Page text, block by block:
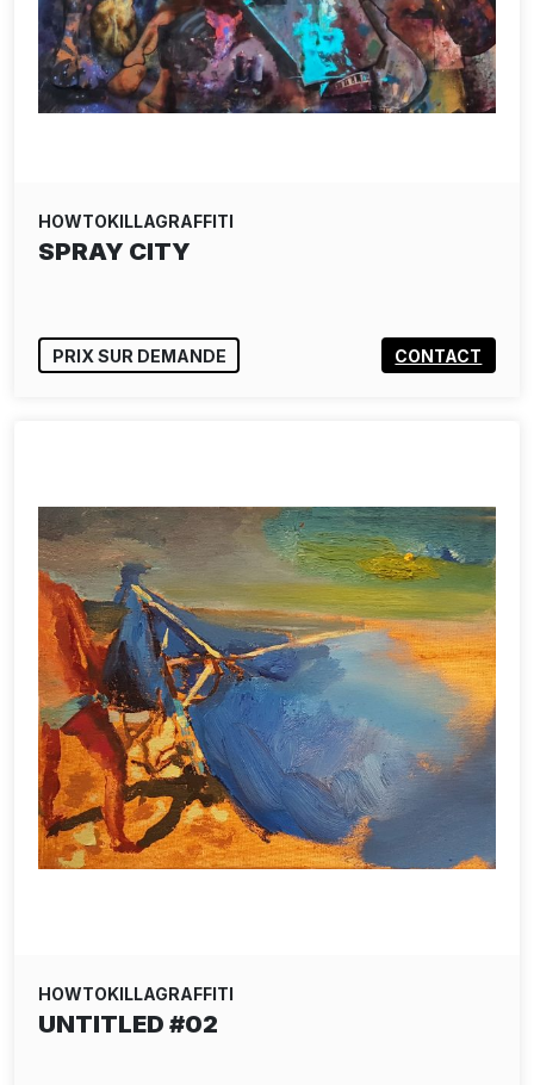
HOWTOKILLAGRAFFITI
SPRAY CITY
PRIX SUR DEMANDE CONTACT
HOWTOKILLAGRAFFITI
UNTITLED #02